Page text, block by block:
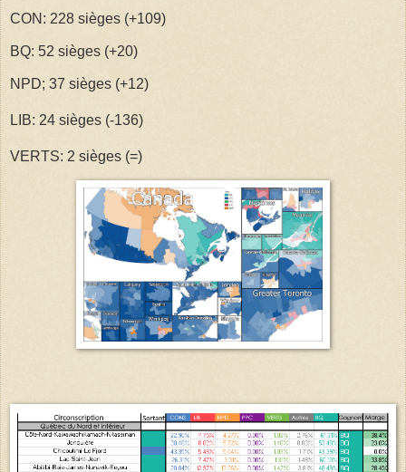
CON: 228 sièges (+109)
BQ: 52 sièges (+20)
NPD; 37 sièges (+12)
LIB: 24 sièges (-136)
VERTS: 2 sièges (=)